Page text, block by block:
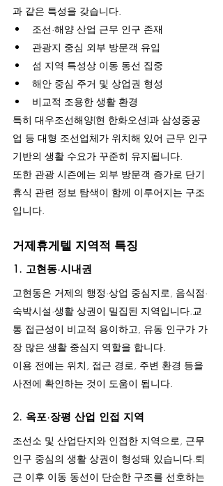
과 같은 특성을 갖습니다.
조선·해양 산업 근무 인구 존재
관광지 중심 외부 방문객 유입
섬 지역 특성상 이동 동선 집중
해안 중심 주거 및 상업권 형성
비교적 조용한 생활 환경
특히 대우조선해양(현 한화오션)과 삼성중공
업 등 대형 조선업체가 위치해 있어 근무 인구
기반의 생활 수요가 꾸준히 유지됩니다.
또한 관광 시즌에는 외부 방문객 증가로 단기
휴식 관련 정보 탐색이 함께 이루어지는 구조
입니다.
거제휴게텔 지역적 특징
1. 고현동·시내권
고현동은 거제의 행정·상업 중심지로, 음식점·
숙박시설·생활 상권이 밀집된 지역입니다.교
통 접근성이 비교적 용이하고, 유동 인구가 가
장 많은 생활 중심지 역할을 합니다.
이용 전에는 위치, 접근 경로, 주변 환경 등을
사전에 확인하는 것이 도움이 됩니다.
2. 옥포·장평 산업 인접 지역
조선소 및 산업단지와 인접한 지역으로, 근무
인구 중심의 생활 상권이 형성돼 있습니다.퇴
근 이후 이동 동선이 단순한 구조를 선호하는